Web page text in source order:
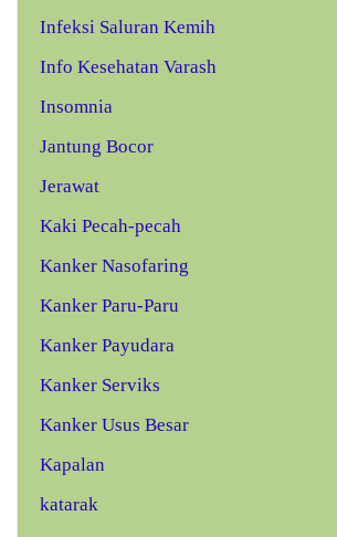
Infeksi Saluran Kemih
Info Kesehatan Varash
Insomnia
Jantung Bocor
Jerawat
Kaki Pecah-pecah
Kanker Nasofaring
Kanker Paru-Paru
Kanker Payudara
Kanker Serviks
Kanker Usus Besar
Kapalan
katarak